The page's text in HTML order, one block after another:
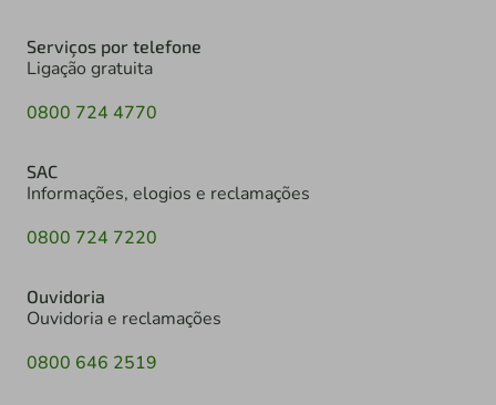
Serviços por telefone
Ligação gratuita
0800 724 4770
SAC
Informações, elogios e reclamações
0800 724 7220
Ouvidoria
Ouvidoria e reclamações
0800 646 2519